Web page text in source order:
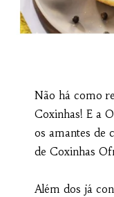
Não há como
Coxinhas! E a
os amantes de
de Coxinhas
Além dos já